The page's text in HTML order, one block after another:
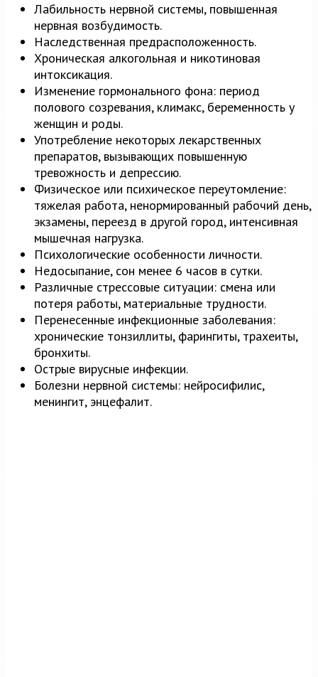
Лабильность нервной системы, повышенная
нервная возбудимость.
Наследственная предрасположенность.
Хроническая алкогольная и никотиновая
интоксикация.
Изменение гормонального фона: период
полового созревания, климакс, беременность у
женщин и роды.
Употребление некоторых лекарственных
препаратов, вызывающих повышенную
тревожность и депрессию.
Физическое или психическое переутомление:
тяжелая работа, ненормированный рабочий день,
экзамены, переезд в другой город, интенсивная
мышечная нагрузка.
Психологические особенности личности.
Недосыпание, сон менее 6 часов в сутки.
Различные стрессовые ситуации: смена или
потеря работы, материальные трудности.
Перенесенные инфекционные заболевания:
хронические тонзиллиты, фарингиты, трахеиты,
бронхиты.
Острые вирусные инфекции.
Болезни нервной системы: нейросифилис,
менингит, энцефалит.